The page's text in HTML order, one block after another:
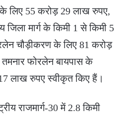
लिए 55 करोड़ 29 लाख रुपए,
जिला मार्ग के किमी 1 से किमी 5
चौड़ीकरण के लिए 81 करोड़
फोरलेन बायपास के
लाख रुपए स्वीकृत किए हैं।
राजमार्ग-30 में 2.8 किमी